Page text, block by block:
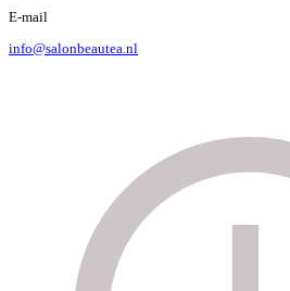
E-mail
info@salonbeautea.nl